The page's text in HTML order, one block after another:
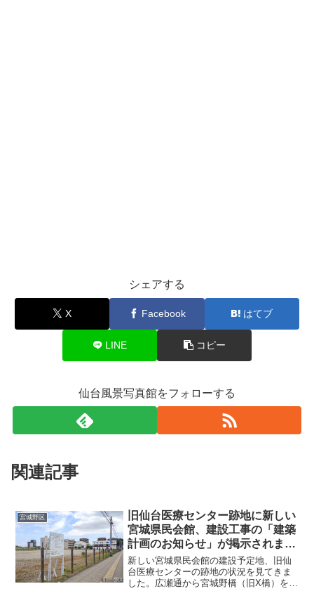
シェアする
X Facebook はてブ
LINE コピー
仙台風景写真館をフォローする
関連記事
宮城野区
旧仙台医療センター跡地に新しい
宮城県民会館、建設工事の「建築
計画のお知らせ」が掲示されまし
た・2024年10月
新しい宮城県民会館の建設予定地、旧仙
台医療センターの跡地の状況を見てきま
した。広瀬通から宮城野橋（旧X橋）を渡